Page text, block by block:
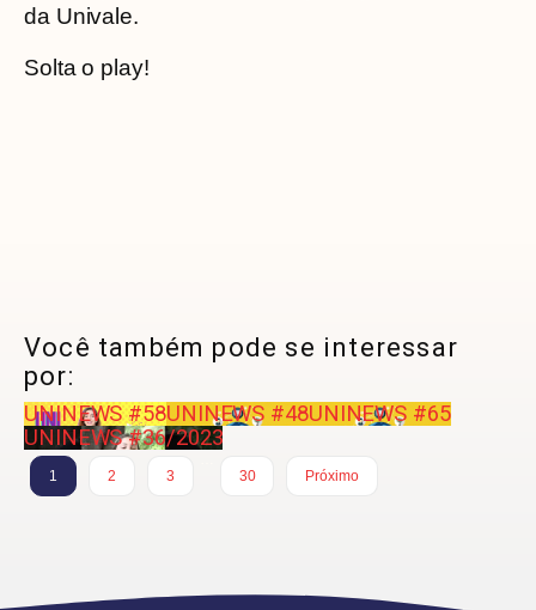
da Univale.
Solta o play!
Você também pode se interessar
por:
UNINEWS #58UNINEWS #48UNINEWS #65
UNINEWS #36/2023
1 2 3
30
Próximo